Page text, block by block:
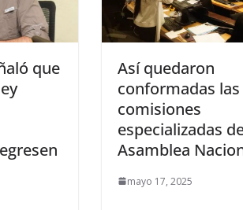
que
Así quedaron
conformadas las
comisiones
especializadas
Asamblea
mayo 17, 2025